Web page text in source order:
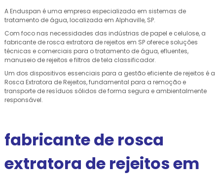
A Enduspan é uma empresa especializada em sistemas de
tratamento de água, localizada em Alphaville, SP.
Com foco nas necessidades das indústrias de papel e celulose, a
fabricante de rosca extratora de rejeitos em SP oferece soluções
técnicas e comerciais para o tratamento de água, efluentes,
manuseio de rejeitos e filtros de tela classificador.
Um dos dispositivos essenciais para a gestão eficiente de rejeitos é a
Rosca Extratora de Rejeitos, fundamental para a remoção e
transporte de resíduos sólidos de forma segura e ambientalmente
responsável.
fabricante de rosca
extratora de rejeitos em